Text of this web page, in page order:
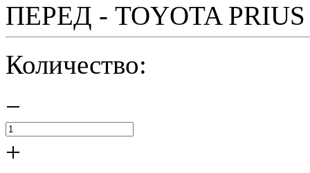
ПЕРЕД - TOYOTA PRIUS
Количество:
−
+